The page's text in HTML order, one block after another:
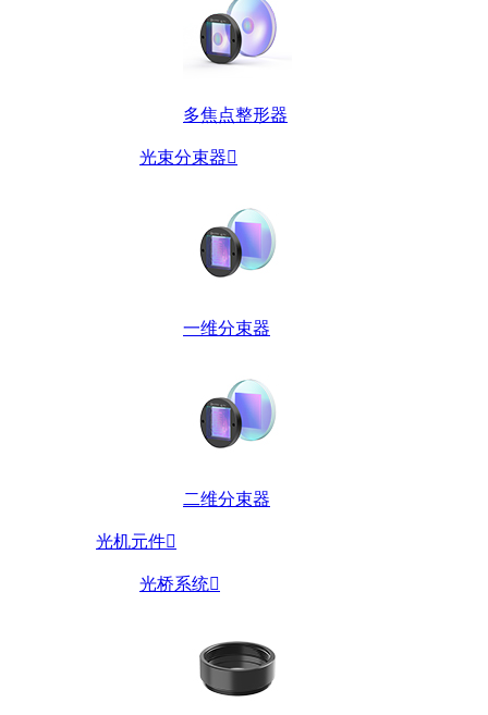
多焦点整形器
光束分束器
一维分束器
二维分束器
光机元件
光桥系统